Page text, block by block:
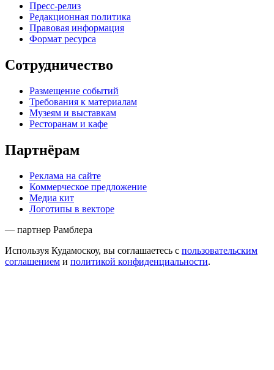
Пресс-релиз
Редакционная политика
Правовая информация
Формат ресурса
Сотрудничество
Размещение событий
Требования к материалам
Музеям и выставкам
Ресторанам и кафе
Партнёрам
Реклама на сайте
Коммерческое предложение
Медиа кит
Логотипы в векторе
— партнер Рамблера
Используя Кудамоскоу, вы соглашаетесь с пользовательским
соглашением и политикой конфиденциальности.